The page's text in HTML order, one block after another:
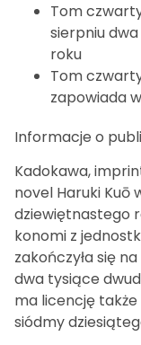
Tom
sierpniu
roku
Tom
zapowiada
Informacje o
Kadokawa,
novel Haruki Kuō
dziewiętnastego
konomi z
zakończyła się
dwa tysiące
ma licencję
siódmy